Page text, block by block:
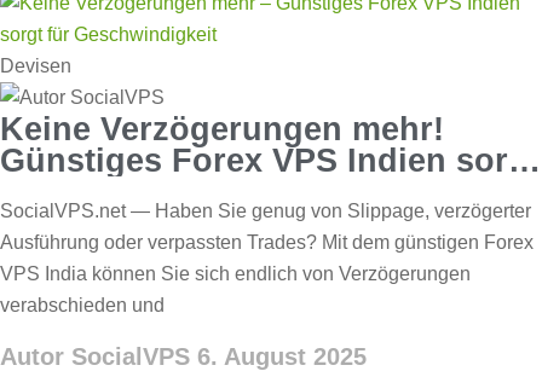
Devisen
Keine Verzögerungen mehr!
Günstiges Forex VPS Indien sorgt
SocialVPS.net — Haben Sie genug von Slippage, verzögerter
Ausführung oder verpassten Trades? Mit dem günstigen Forex
VPS India können Sie sich endlich von Verzögerungen
verabschieden und
Autor SocialVPS 6. August 2025